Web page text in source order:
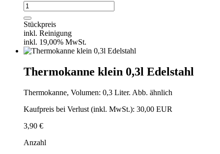
Thermokanne
Menge
Stückpreis
inkl. Reinigung
inkl. 19,00% MwSt.
Thermokanne klein 0,3l Edelstahl
Thermokanne, Volumen: 0,3 Liter. Abb. ähnlich
Kaufpreis bei Verlust (inkl. MwSt.): 30,00 EUR
3,90 €
Anzahl